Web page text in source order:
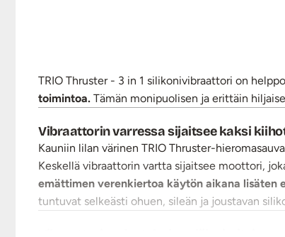
TRIO Thruster - 3 in 1 silikonivibraattori on
toimintoa. Tämän monipuolisen ja erittäin
Vibraattorin varressa sijaitsee kaksi
Kauniin lilan värinen TRIO Thruster-
Keskellä vibraattorin vartta sijaitsee moottori,
emättimen verenkiertoa käytön aikana lisäten
tuntuvat selkeästi ohuen, sileän ja joustavan